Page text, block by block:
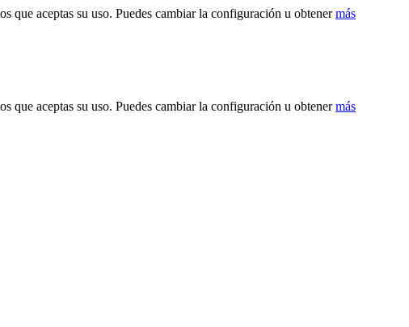
que aceptas su uso. Puedes cambiar la configuración u obtenermás
que aceptas su uso. Puedes cambiar la configuración u obtenermás